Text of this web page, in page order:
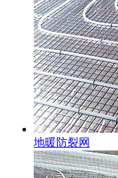
地暖防裂网